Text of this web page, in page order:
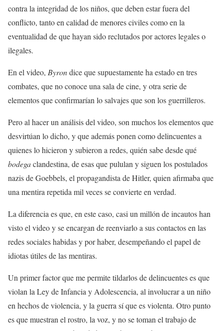
contra la integridad de los niños, que deben estar fuera del
conflicto, tanto en calidad de menores civiles como en la
eventualidad de que hayan sido reclutados por actores legales o
ilegales.
En el video, Byrondice que supuestamente ha estado en tres
combates, que no conoce una sala de cine, y otra serie de
elementos que confirmarían lo salvajes que son los guerrilleros.
Pero al hacer un análisis del video, son muchos los elementos que
desvirtúan lo dicho, y que además ponen como delincuentes a
quienes lo hicieron y subieron a redes, quién sabe desde qué
bodegaclandestina, de esas que pululan y siguen los postulados
nazis de Goebbels, el propagandista de Hitler, quien afirmaba que
una mentira repetida mil veces se convierte en verdad.
La diferencia es que, en este caso, casi un millón de incautos han
visto el video y se encargan de reenviarlo a sus contactos en las
redes sociales habidas y por haber, desempeñando el papel de
idiotas útiles de las mentiras.
Un primer factor que me permite tildarlos de delincuentes es que
violan la Ley de Infancia y Adolescencia, al involucrar a un niño
en hechos de violencia, y la guerra sí que es violenta. Otro punto
es que muestran el rostro, la voz, y no se toman el trabajo de